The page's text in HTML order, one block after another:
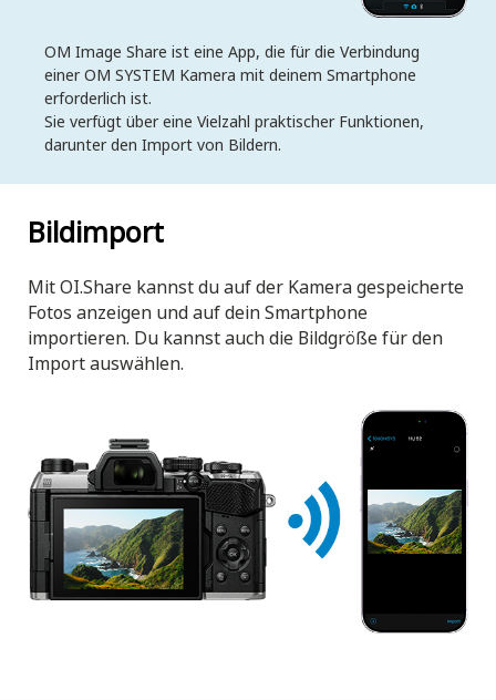
OM Image Share ist eine App, die für die Verbindung
einer OM SYSTEM Kamera mit deinem Smartphone
erforderlich ist.
Sie verfügt über eine Vielzahl praktischer Funktionen,
darunter den Import von Bildern.
Bildimport
Mit OI.Share kannst du auf der Kamera gespeicherte
Fotos anzeigen und auf dein Smartphone
importieren. Du kannst auch die Bildgröße für den
Import auswählen.